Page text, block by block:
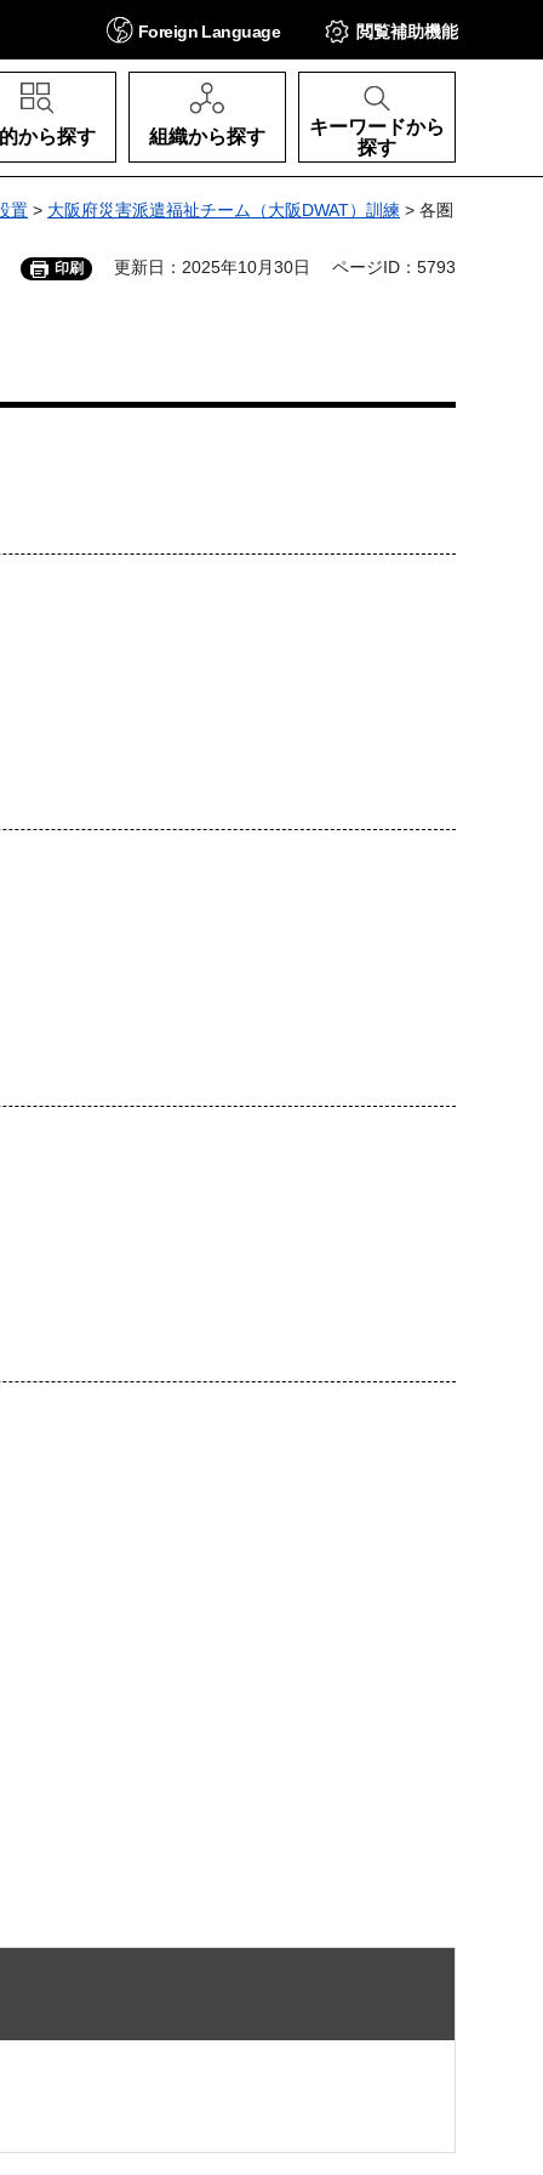
Foreign Language 閲覧補助機能
から探す 組織から探す
キーワードから
探す
置 > 大阪府災害派遣福祉チーム（大阪DWAT）訓練 > 各圏
印刷 更新日：2025年10月30日 ページID：5793